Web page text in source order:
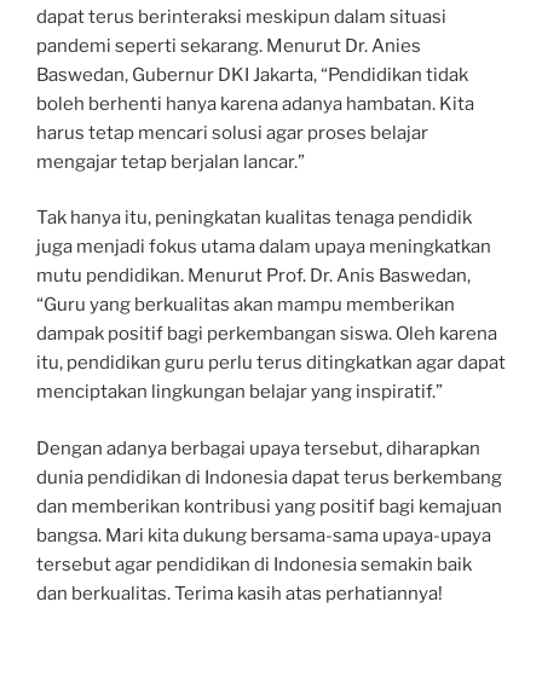
dapat terus berinteraksi meskipun dalam situasi
pandemi seperti sekarang. Menurut Dr. Anies
Baswedan, Gubernur DKI Jakarta, “Pendidikan tidak
boleh berhenti hanya karena adanya hambatan. Kita
harus tetap mencari solusi agar proses belajar
mengajar tetap berjalan lancar.”
Tak hanya itu, peningkatan kualitas tenaga pendidik
juga menjadi fokus utama dalam upaya meningkatkan
mutu pendidikan. Menurut Prof. Dr. Anis Baswedan,
“Guru yang berkualitas akan mampu memberikan
dampak positif bagi perkembangan siswa. Oleh karena
itu, pendidikan guru perlu terus ditingkatkan agar dapat
menciptakan lingkungan belajar yang inspiratif.”
Dengan adanya berbagai upaya tersebut, diharapkan
dunia pendidikan di Indonesia dapat terus berkembang
dan memberikan kontribusi yang positif bagi kemajuan
bangsa. Mari kita dukung bersama-sama upaya-upaya
tersebut agar pendidikan di Indonesia semakin baik
dan berkualitas. Terima kasih atas perhatiannya!